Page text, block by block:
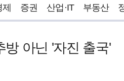
증권 산업·IT 부동산
방 아닌 '자진 출국'